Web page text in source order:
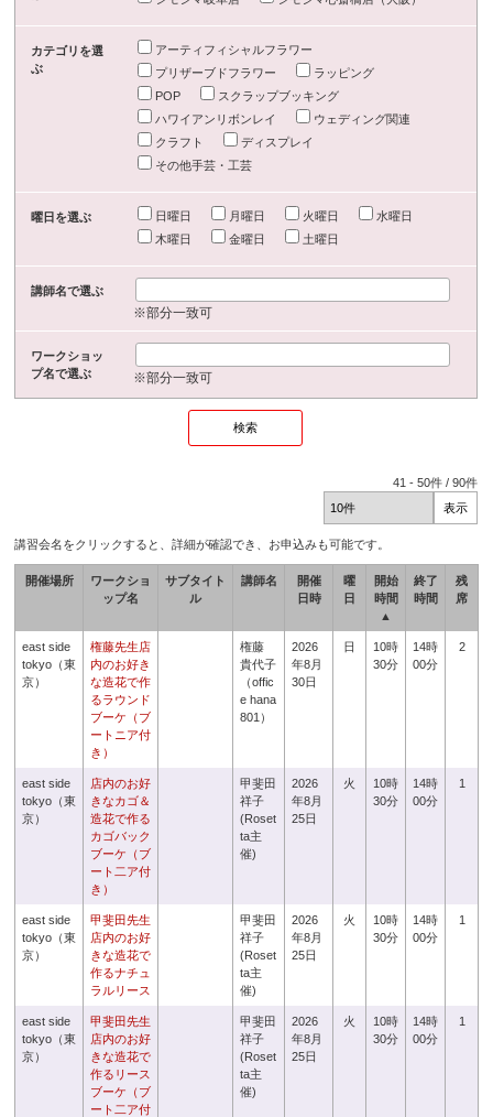
カテゴリを選
ぶ
アーティフィシャルフラワー
プリザーブドフラワー
ラッピング
POP
スクラップブッキング
ハワイアンリボンレイ
ウェディング関連
クラフト
ディスプレイ
その他手芸・工芸
曜日を選ぶ 日曜日 月曜日 火曜日
水曜日
木曜日
金曜日 土曜日
講師名で選ぶ
※部分一致可
ワークショッ
プ名で選ぶ
※部分一致可
41 -50件 /90件
講習会名をクリックすると、詳細が確認でき、お申込みも可能です。
開催場所
ワークショ
ップ名
サブタイト
ル
講師名
開催
日時
曜
日
開始
時間
▲
終了
時間
残
席
east side
tokyo（東
京）
権藤先生店
内のお好き
な造花で作
るラウンド
ブーケ（ブ
ートニア付
き）
権藤
貴代子
（offic
e hana
801）
2026
年8月
30日
日
10時
30分
14時
00分
2
east side
tokyo（東
京）
店内のお好
きなカゴ＆
造花で作る
カゴバック
ブーケ（ブ
ート二ア付
き）
甲斐田
祥子
(Roset
ta主
催)
2026
年8月
25日
火
10時
30分
14時
00分
1
east side
tokyo（東
京）
甲斐田先生
店内のお好
きな造花で
作るナチュ
ラルリース
甲斐田
祥子
(Roset
ta主
催)
2026
年8月
25日
火
10時
30分
14時
00分
1
east side
tokyo（東
京）
甲斐田先生
店内のお好
きな造花で
作るリース
ブーケ（ブ
ート二ア付
甲斐田
祥子
(Roset
ta主
催)
2026
年8月
25日
火
10時
30分
14時
00分
1